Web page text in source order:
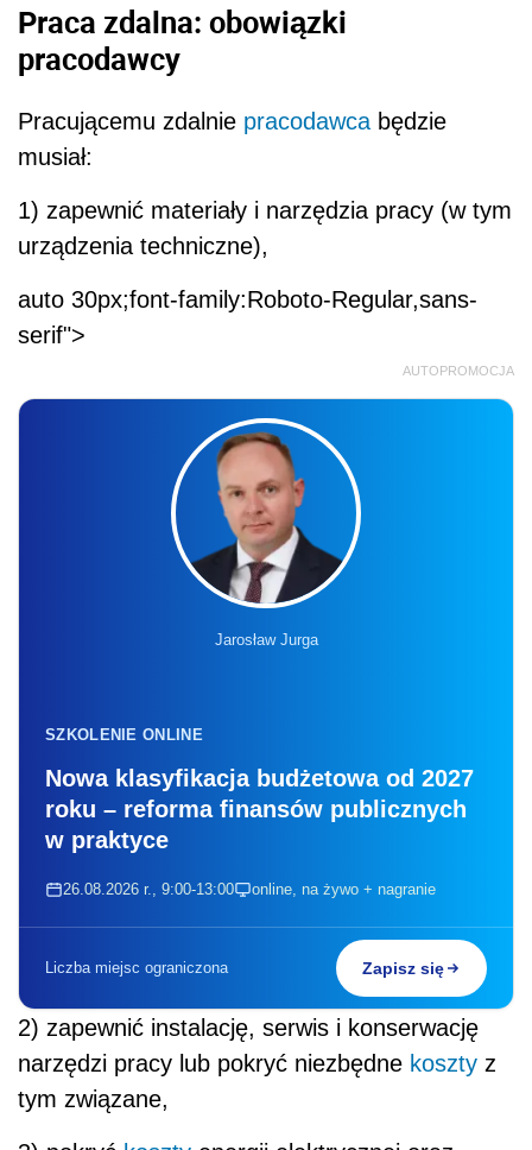
Praca zdalna: obowiązki
pracodawcy
Pracującemu zdalnie pracodawca będzie
musiał:
1) zapewnić materiały i narzędzia pracy (w tym
urządzenia techniczne),
auto 30px;font-family:Roboto-Regular,sans-
serif">
AUTOPROMOCJA
Jarosław Jurga
SZKOLENIE ONLINE
Nowa klasyfikacja budżetowa od 2027
roku – reforma finansów publicznych
w praktyce
26.08.2026 r., 9:00-13:00 online, na żywo + nagranie
Liczba miejsc ograniczona Zapisz się
2) zapewnić instalację, serwis i konserwację
narzędzi pracy lub pokryć niezbędne koszty z
tym związane,